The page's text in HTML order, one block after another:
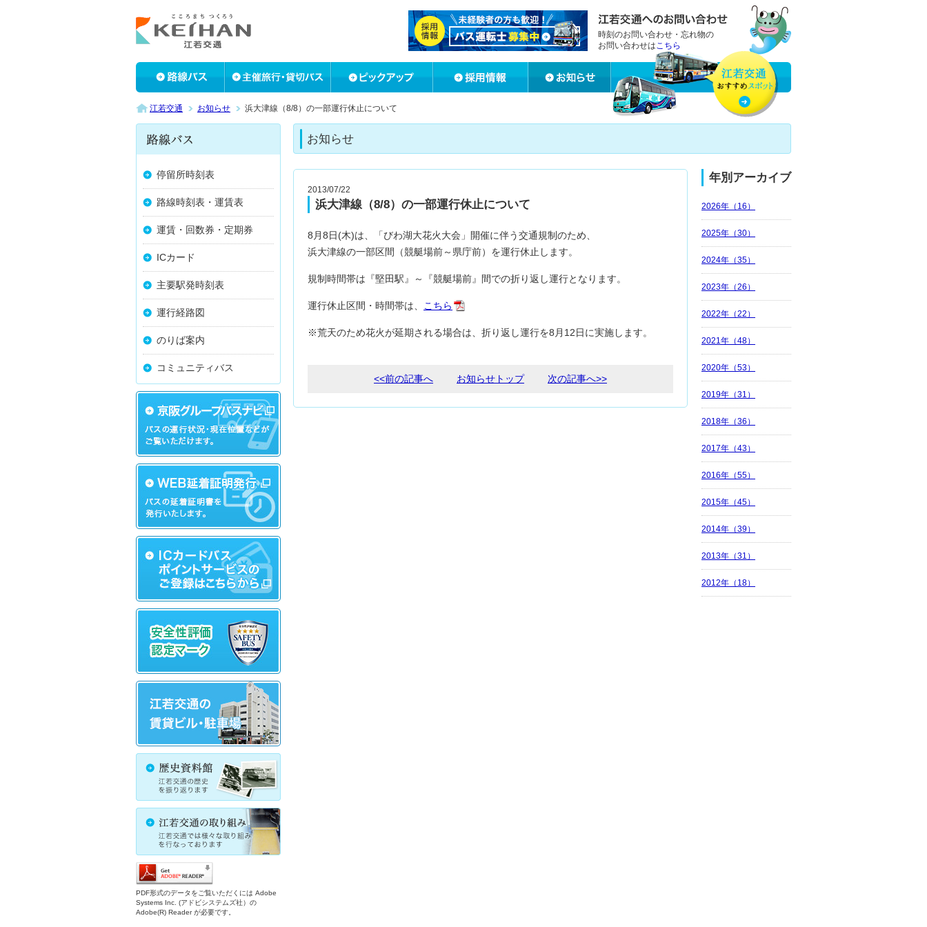
時刻のお問い合わせ・忘れ物の
お問い合わせはこちら
江若交通 お知らせ 浜大津線（8/8）の一部運行休止について
停留所時刻表
路線時刻表・運賃表
運賃・回数券・定期券
ICカード
主要駅発時刻表
運行経路図
のりば案内
コミュニティバス
PDF形式のデータをご覧いただくには Adobe
Systems Inc. (アドビシステムズ社）の
Adobe(R) Reader が必要です。
お知らせ
2013/07/22
浜大津線（8/8）の一部運行休止について
8月8日(木)は、「びわ湖大花火大会」開催に伴う交通規制のため、
浜大津線の一部区間（競艇場前～県庁前）を運行休止します。
規制時間帯は『堅田駅』～『競艇場前』間での折り返し運行となります。
運行休止区間・時間帯は、 こちら
※荒天のため花火が延期される場合は、折り返し運行を8月12日に実施します。
<<前の記事へ お知らせトップ 次の記事へ>>
年別アーカイブ
2026年（16）
2025年（30）
2024年（35）
2023年（26）
2022年（22）
2021年（48）
2020年（53）
2019年（31）
2018年（36）
2017年（43）
2016年（55）
2015年（45）
2014年（39）
2013年（31）
2012年（18）